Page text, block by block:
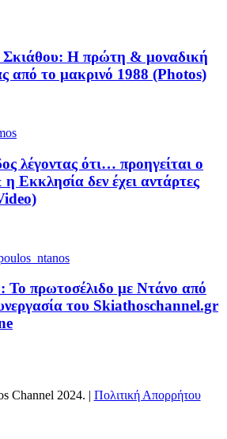
Η πρώτη & μοναδική
από το μακρινό 1988 (Photos)
λέγοντας ότι… προηγείται ο
Εκκλησία δεν έχει αντάρτες
πρωτοσέλιδο με Ντάνο από
του Skiathoschannel.gr
Channel 2024. | Πολιτική Απορρήτου